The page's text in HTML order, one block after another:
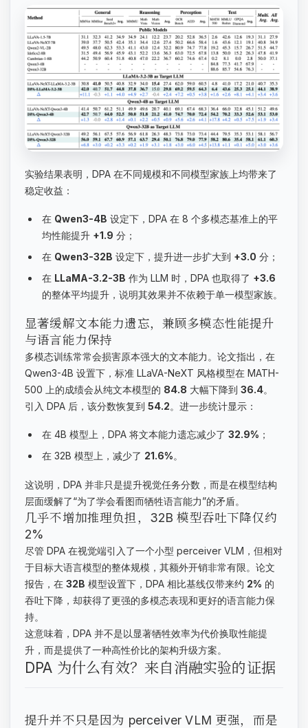
实验结果表明，DPA 在不同规模和不同模型家族上均带来了
稳定收益：
在 Qwen3-4B 设定下，DPA 在 8 个多模态基准上的平
均性能提升 +1.9 分；
在 Qwen3-32B 设定下，提升进一步扩大到 +3.0 分；
在 LLaMA-3.2-3B 作为 LLM 时，DPA 也取得了 +3.6
的整体平均提升，说明其效果并不依赖于单一模型家族。
显著缓解文本能力遗忘，兼顾多模态性能提升
与语言能力保持
多模态训练常常会损害原本强大的文本能力。论文指出，在
Qwen3-4B 设置下，标准 LLaVA-NeXT 风格模型在 MATH-
500 上的成绩会从纯文本模型的 84.8 大幅下降到 36.4。
引入 DPA 后，该分数恢复到 54.2。进一步统计显示：
在 4B 模型上，DPA 将文本能力遗忘减少了 32.9% ；
在 32B 模型上，减少了 21.6%。
这说明，DPA 并非只是提升视觉任务分数，而是在模型结构
层面缓解了“为了学会看图而牺牲语言能力”的矛盾。
几乎不增加推理负担，32B 模型吞吐下降仅约
2%
尽管 DPA 在视觉端引入了一个小型 perceiver VLM，但相对
于目标大语言模型的整体规模，其额外开销非常有限。论文
报告，在 32B 模型设置下，DPA 相比基线仅带来约 2% 的
吞吐下降，却获得了更强的多模态表现和更好的语言能力保
持。
这意味着，DPA 并不是以显著牺牲效率为代价换取性能提
升，而是提供了一种高性价比的架构升级方案。
DPA 为什么有效？来自消融实验的证据
提升并不只是因为 perceiver VLM 更强，而是